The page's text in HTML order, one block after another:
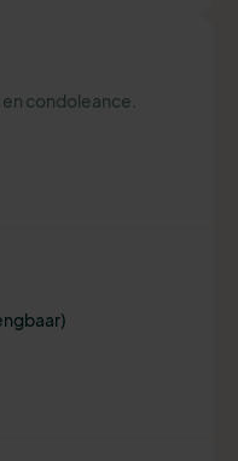
condoleance.